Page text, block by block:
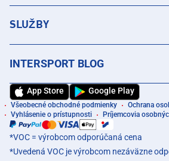
SLUŽBY
INTERSPORT BLOG
App Store Google Play
Všeobecné obchodné podmienky Ochrana
Vyhlásenie o prístupnosti
Príjemcovia
*VOC = výrobcom odporúčaná cena
*Uvedená VOC je výrobcom nezáväzne